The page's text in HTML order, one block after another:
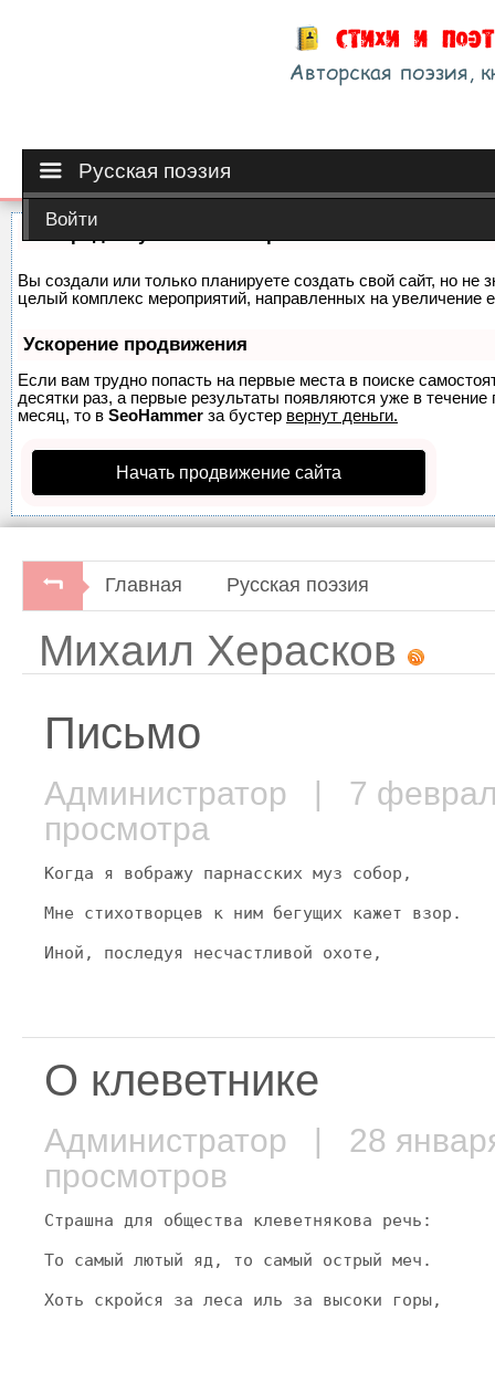
Русская поэзия
Войти
Вы создали или только планируете создать свой сайт, но не
целый комплекс мероприятий, направленных на увеличение
Ускорение продвижения
Если вам трудно попасть на первые места в поиске
десятки раз, а первые результаты появляются уже в
месяц, то в SeoHammer за бустер вернут деньги.
Начать продвижение сайта
Главная Русская поэзия
Михаил Херасков
Письмо
Администратор | 7
просмотра
Когда я вображу парнасских муз собор,
Мне стихотворцев к ним бегущих кажет взор.
Иной, последуя несчастливой охоте,
О клеветнике
Администратор | 28
просмотров
Страшна для общества клеветнякова речь:
То самый лютый яд, то самый острый меч.
Хоть скройся за леса иль за высоки горы,